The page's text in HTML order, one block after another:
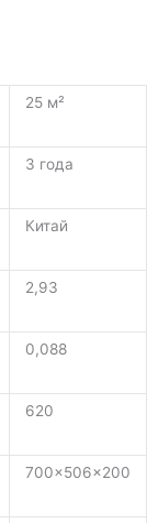
25 м²
3 года
Китай
2,93
0,088
620
700×506×200